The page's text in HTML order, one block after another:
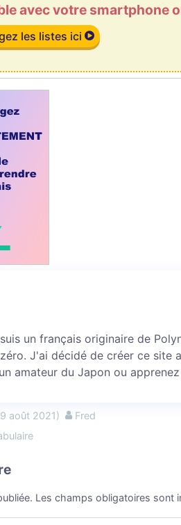
avec votre smartphone
les listes ici
un français originaire de
J'ai décidé de créer ce site
amateur du Japon ou
août 2021)
Fred
Les champs obligatoires sont